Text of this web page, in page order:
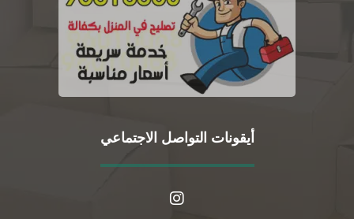
أيقونات التواصل الاجتماعي